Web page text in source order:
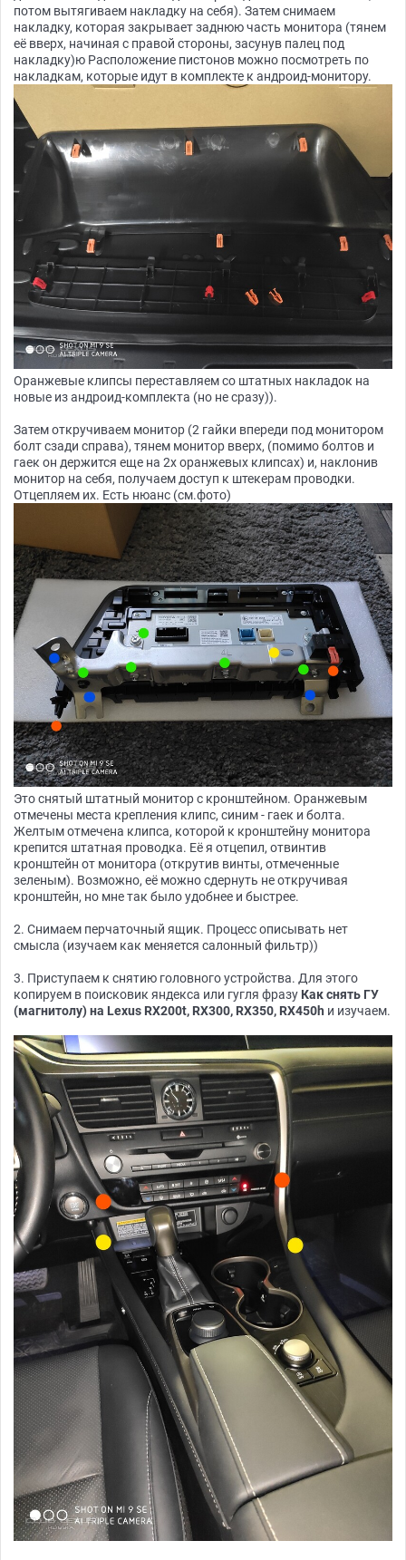
потом вытягиваем накладку на себя). Затем снимаем
накладку, которая закрывает заднюю часть монитора (тянем
её вверх, начиная с правой стороны, засунув палец под
накладку)ю Расположение пистонов можно посмотреть по
накладкам, которые идут в комплекте к андроид-монитору.
Оранжевые клипсы переставляем со штатных накладок на
новые из андроид-комплекта (но не сразу)).
Затем откручиваем монитор (2 гайки впереди под монитором
болт сзади справа), тянем монитор вверх, (помимо болтов и
гаек он держится еще на 2х оранжевых клипсах) и, наклонив
монитор на себя, получаем доступ к штекерам проводки.
Отцепляем их. Есть нюанс (см.фото)
Это снятый штатный монитор с кронштейном. Оранжевым
отмечены места крепления клипс, синим - гаек и болта.
Желтым отмечена клипса, которой к кронштейну монитора
крепится штатная проводка. Её я отцепил, отвинтив
кронштейн от монитора (открутив винты, отмеченные
зеленым). Возможно, её можно сдернуть не откручивая
кронштейн, но мне так было удобнее и быстрее.
2. Снимаем перчаточный ящик. Процесс описывать нет
смысла (изучаем как меняется салонный фильтр))
3. Приступаем к снятию головного устройства. Для этого
копируем в поисковик яндекса или гугля фразу Как снять ГУ
(магнитолу) на Lexus RX200t, RX300, RX350, RX450h и изучаем.